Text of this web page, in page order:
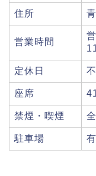
住所
営業時間
定休日
座席
禁煙・喫煙
駐車場